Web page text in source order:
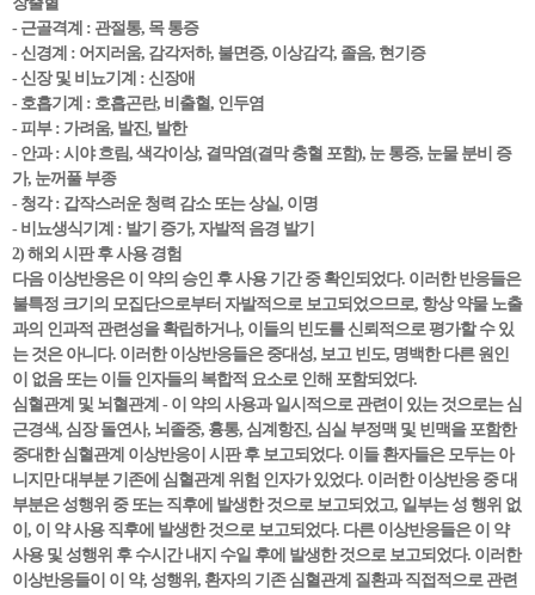
- 근골격계 : 관절통, 목 통증
- 신경계 : 어지러움, 감각저하, 불면증, 이상감각, 졸음, 현기증
- 신장 및 비뇨기계 : 신장애
- 호흡기계 : 호흡곤란, 비출혈, 인두염
- 피부 : 가려움, 발진, 발한
- 안과 : 시야 흐림, 색각이상, 결막염(결막 충혈 포함), 눈 통증, 눈물 분비 증
가, 눈꺼풀 부종
- 청각 : 갑작스러운 청력 감소 또는 상실, 이명
- 비뇨생식기계 : 발기 증가, 자발적 음경 발기
2) 해외 시판 후 사용 경험
다음 이상반응은 이 약의 승인 후 사용 기간 중 확인되었다. 이러한 반응들은
불특정 크기의 모집단으로부터 자발적으로 보고되었으므로, 항상 약물 노출
과의 인과적 관련성을 확립하거나, 이들의 빈도를 신뢰적으로 평가할 수 있
는 것은 아니다. 이러한 이상반응들은 중대성, 보고 빈도, 명백한 다른 원인
이 없음 또는 이들 인자들의 복합적 요소로 인해 포함되었다.
심혈관계 및 뇌혈관계 - 이 약의 사용과 일시적으로 관련이 있는 것으로는 심
근경색, 심장 돌연사, 뇌졸중, 흉통, 심계항진, 심실 부정맥 및 빈맥을 포함한
중대한 심혈관계 이상반응이 시판 후 보고되었다. 이들 환자들은 모두는 아
니지만 대부분 기존에 심혈관계 위험 인자가 있었다. 이러한 이상반응 중 대
부분은 성행위 중 또는 직후에 발생한 것으로 보고되었고, 일부는 성 행위 없
이, 이 약 사용 직후에 발생한 것으로 보고되었다. 다른 이상반응들은 이 약
사용 및 성행위 후 수시간 내지 수일 후에 발생한 것으로 보고되었다. 이러한
이상반응들이 이 약, 성행위, 환자의 기존 심혈관계 질환과 직접적으로 관련